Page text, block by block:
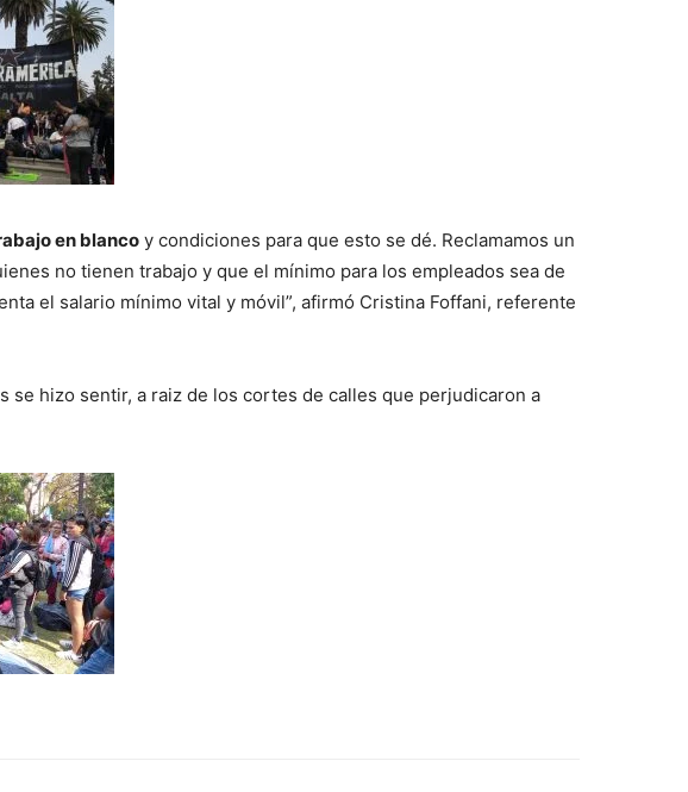
en blanco y condiciones para que esto se dé. Reclamamos un
no tienen trabajo y que el mínimo para los empleados sea de
el salario mínimo vital y móvil”, afirmó Cristina Foffani, referente
se hizo sentir, a raiz de los cortes de calles que perjudicaron a